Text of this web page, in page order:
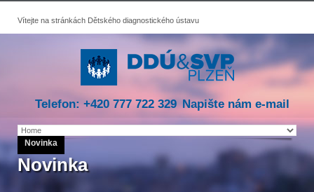
Vítejte na stránkách Dětského diagnostického ústavu
Telefon: +420 777 722 329 Napište nám e-mail
Novinka
Novinka